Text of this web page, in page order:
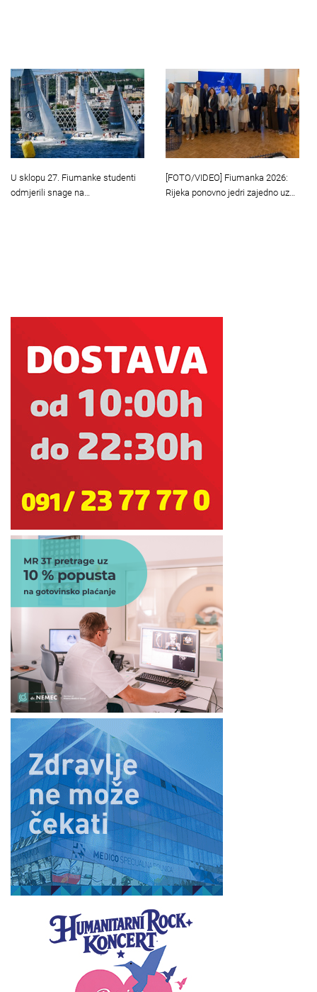
U sklopu 27. Fiumanke studenti
odmjerili snage na…
[FOTO/VIDEO] Fiumanka 2026:
Rijeka ponovno jedri zajedno uz…